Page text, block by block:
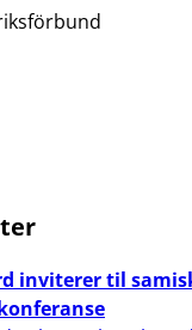
inviterer til